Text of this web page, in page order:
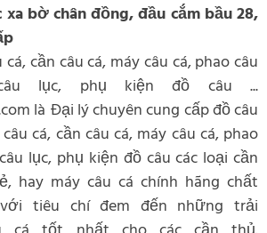
xa bờ chân đồng, đầu cắm bầu 28,
cần câu cá, máy câu cá, phao câu
lục, phụ kiện đồ câu ...
là Đại lý chuyên cung cấp đồ câu
cá, cần câu cá, máy câu cá, phao
lục, phụ kiện đồ câu các loại cần
hay máy câu cá chính hãng chất
tiêu chí đem đến những trải